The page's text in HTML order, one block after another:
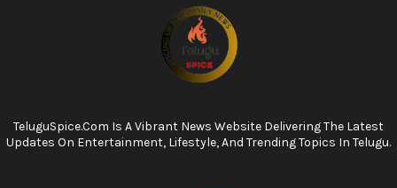
TeluguSpice.com Is A Vibrant News Website Delivering The Latest
Updates On Entertainment, Lifestyle, And Trending Topics In Telugu.